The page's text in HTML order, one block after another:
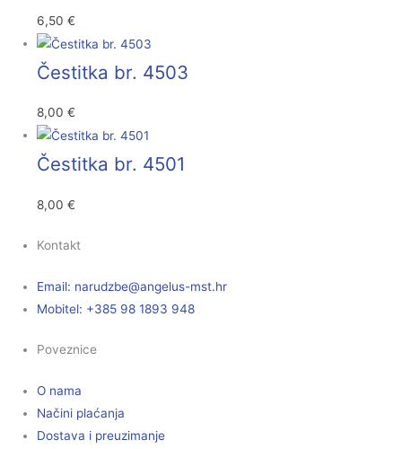
6,50€
Čestitka br. 4503
8,00€
Čestitka br. 4501
8,00€
Kontakt
Email: rh.tsm-sulegna
@ebzduran
Mobitel: +385 98 1893 948
Poveznice
O nama
Načini plaćanja
Dostava i preuzimanje